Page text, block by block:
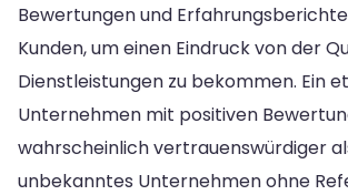
Bewertungen und
Kunden, um einen Eindruck von der
Dienstleistungen zu bekommen. Ein
Unternehmen mit positiven
wahrscheinlich vertrauenswürdiger
unbekanntes Unternehmen ohne